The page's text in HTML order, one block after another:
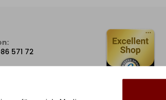
571 72